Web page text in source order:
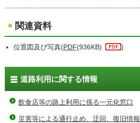
関連資料
位置図及び写真(PDF(936KB) )
道路利用に関する情報
飲食店等の路上利用に係る一元化窓口
災害等による通行止め、迂回、復旧情報